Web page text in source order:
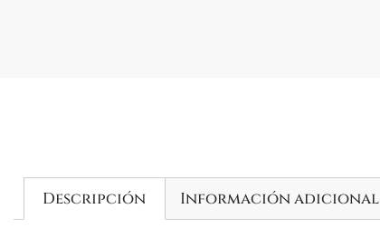
Descripción Información adicional